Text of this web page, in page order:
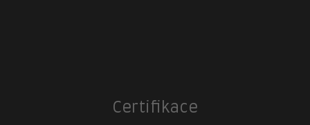
Certifikace